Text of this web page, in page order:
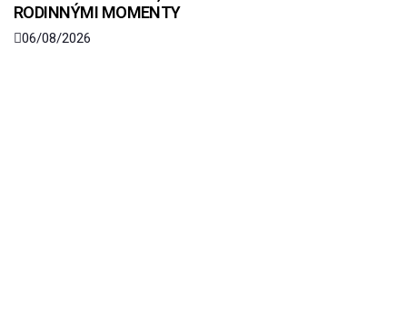
RODINNÝMI MOMENTY
06/08/2026